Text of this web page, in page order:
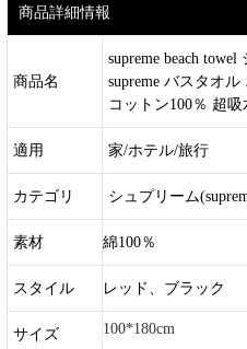
商品詳細情報
商品名
supreme beach
supreme バスタオ
コットン100％ 超
適用 家/ホテル/旅行
カテゴリ シュプリーム
素材 綿100％
スタイル レッド、ブラック
サイズ 100*180cm